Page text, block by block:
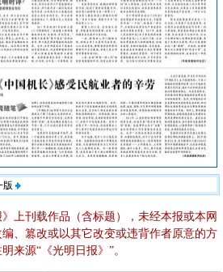
版
上刊载作品（含标题），未经本报或本网
、篡改或以其它改变或违背作者原意的方
来源“《光明日报》”。